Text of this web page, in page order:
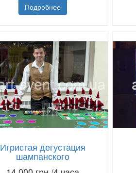
Подробнее
Игристая дегустация
шампанского